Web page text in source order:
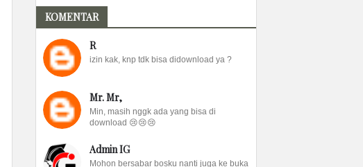
KOMENTAR
R
izin kak, knp tdk bisa didownload ya ?
Mr. Mr,
Min, masih nggk ada yang bisa di
download 😢😢😢
Admin IG
Mohon bersabar bosku nanti juga ke buka